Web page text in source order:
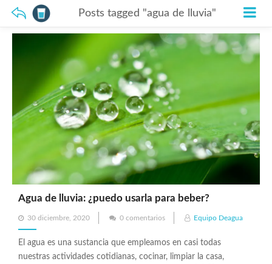
Posts tagged "agua de lluvia"
Agua de lluvia: ¿puedo usarla para beber?
Posted
on
30 diciembre, 2020 0 comentarios Equipo Deagua
El agua es una sustancia que empleamos en casi todas
nuestras actividades cotidianas, cocinar, limpiar la casa,